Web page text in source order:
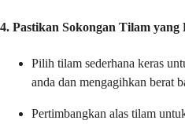
4. Pastikan Sokongan Tilam yang
Pilih tilam sederhana keras
anda dan mengagihkan berat
Pertimbangkan alas tilam